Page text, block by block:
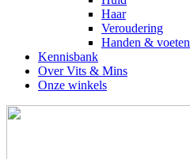
Haar
Veroudering
Handen & voeten
Kennisbank
Over Vits & Mins
Onze winkels